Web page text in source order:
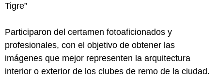
Tigre”
Participaron del certamen fotoaficionados y
profesionales, con el objetivo de obtener las
imágenes que mejor representen la arquitectura
interior o exterior de los clubes de remo de la ciudad.